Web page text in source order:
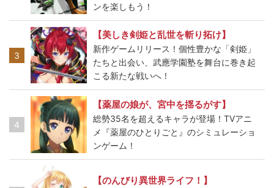
ンを楽しもう！
3
【美しき剣姫と乱世を斬り拓け】
新作ゲームリリース！個性豊かな「剣姫」
たちと出会い、武應学園塾を舞台に巻き起
こる新たな戦いへ！
4
【薬屋の娘が、宮中を揺るがす】
総勢35名を超えるキャラが登場！TVアニ
メ『薬屋のひとりごと』のシミュレーショ
ンゲーム！
【のんびり異世界ライフ！】